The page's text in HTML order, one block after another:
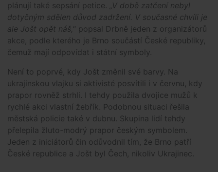
plánují také sepsání petice.
„V době zatčení nebyl
dotyčným sdělen důvod zadržení. V současné chvíli je
ale Jošt opět náš,“ popsal Drbně jeden z organizátorů
akce, podle kterého je Brno součástí České republiky,
čemuž mají odpovídat i státní symboly.
Není to poprvé, kdy Jošt změnil své barvy. Na
ukrajinskou vlajku si aktivisté posvítili i v červnu, kdy
prapor rovněž strhli. I tehdy použila dvojice mužů k
rychlé akci vlastní žebřík. Podobnou situaci řešila
městská policie také v dubnu. Skupina lidí tehdy
přelepila žluto-modrý prapor českým symbolem.
Jeden z iniciátorů čin odůvodnil tím, že Brno patří
České republice a Jošt byl Čech, nikoliv Ukrajinec.